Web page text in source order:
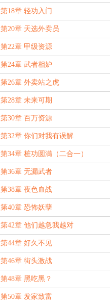
第18章 轻功入门
第20章 天选外卖员
第22章 甲级资源
第24章 武者相妒
第26章 外卖站之虎
第28章 未来可期
第30章 百万资源
第32章 你们对我有误解
第34章 桩功圆满（二合一）
第36章 无漏武者
第38章 夜色血战
第40章 恐怖妖孽
第42章 他们越急我越对
第44章 好久不见
第46章 街头激战
第48章 黑吃黑？
第50章 发家致富